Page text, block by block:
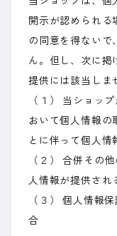
開示が認められる
の同意を得ないで
ん。但し、次に掲
提供には該当しま
（１） 当ショッ
おいて個人情報の
とに伴って個人
（２） 合併その
人情報が提供され
（３） 個人情報
合